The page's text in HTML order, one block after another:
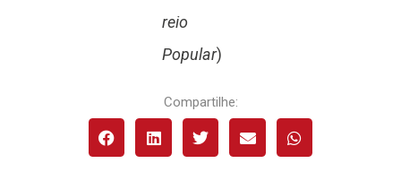
reio
Popular)
Compartilhe: